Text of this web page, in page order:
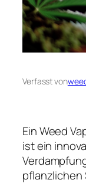
Verfasst von
Ein Weed
ist ein
pflanzlichen